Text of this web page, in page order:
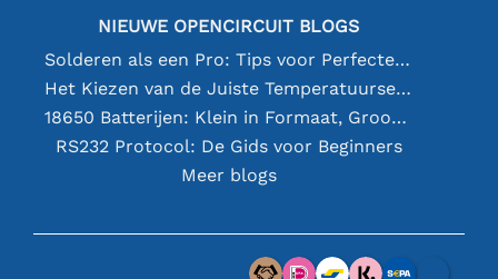
NIEUWE OPENCIRCUIT BLOGS
Solderen als een Pro: Tips voor Perfecte Elektronische Verbindingen
Het Kiezen van de Juiste Temperatuursensor [youtube]
18650 Batterijen: Klein in Formaat, Groot in Prestatie
RS232 Protocol: De Gids voor Beginners
Meer blogs